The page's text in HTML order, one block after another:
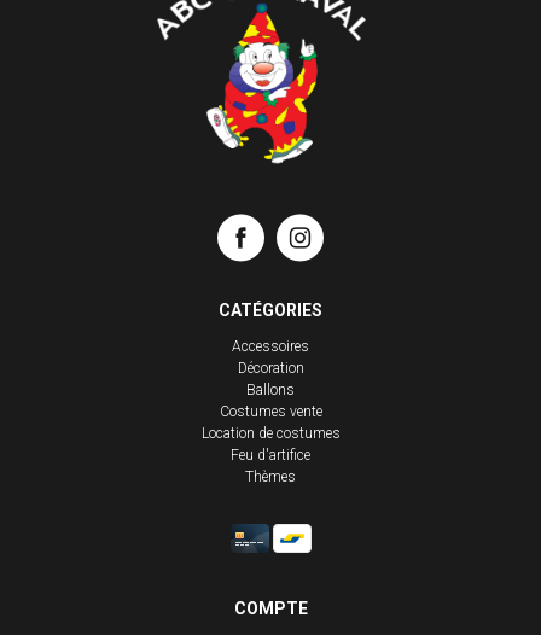
CATÉGORIES
Accessoires
Décoration
Ballons
Costumes vente
Location de costumes
Feu d'artifice
Thèmes
COMPTE